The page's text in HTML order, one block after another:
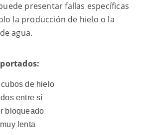
presentar fallas específicas
la producción de hielo o la
agua.
de hielo
entre sí
bloqueado
lenta